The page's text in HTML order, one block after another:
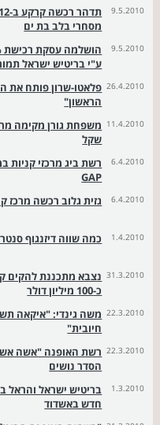
9.5.2010
מסחרי בלב בת ים
9.5.2010
ע"י בריטיש ישראל תמורת 150
26.4.2010 פלאטו-שרון פותח את
הראשון"
11.4.2010
שקל
6.4.2010
GAP
6.4.2010 גזית גלוב רכשה מרכז קניות
1.4.2010 כמה שווה דיזנגוף
31.3.2010 נצבא מתכננת להקים
כ-100 מיליון דולר
22.3.2010 משה גינדי: "איקאה
חיובית"
22.3.2010 רשת האופנה "אשה
הסדר נושים
1.3.2010
בריטיש ישראל והראל
חדש באשדוד